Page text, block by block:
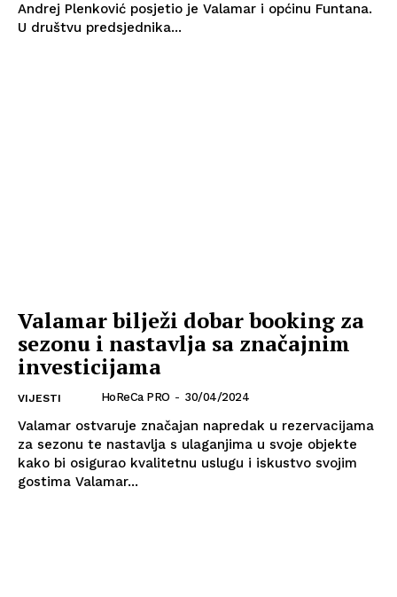
Andrej Plenković posjetio je Valamar i općinu Funtana.
U društvu predsjednika...
Valamar bilježi dobar booking za
sezonu i nastavlja sa značajnim
investicijama
VIJESTI HoReCa PRO - 30/04/2024
Valamar ostvaruje značajan napredak u rezervacijama
za sezonu te nastavlja s ulaganjima u svoje objekte
kako bi osigurao kvalitetnu uslugu i iskustvo svojim
gostima Valamar...